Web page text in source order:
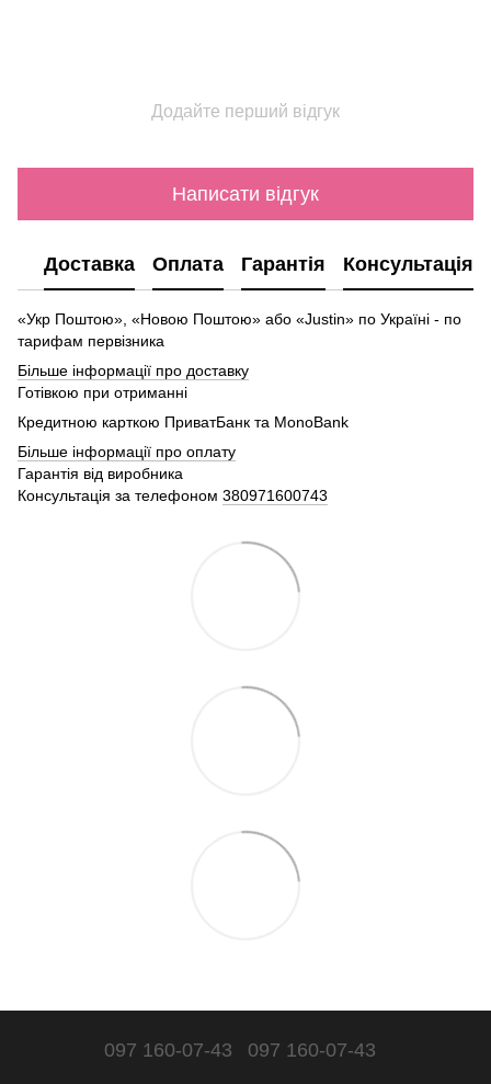
Додайте перший відгук
Написати відгук
Доставка Оплата Гарантія Консультація
«Укр Поштою», «Новою Поштою» або «Justin» по Україні - по
тарифам первізника
Більше інформації про доставку
Готівкою при отриманні
Кредитною карткою ПриватБанк та MonoBank
Більше інформації про оплату
Гарантія від виробника
Консультація за телефоном 380971600743
097 160-07-43 097 160-07-43